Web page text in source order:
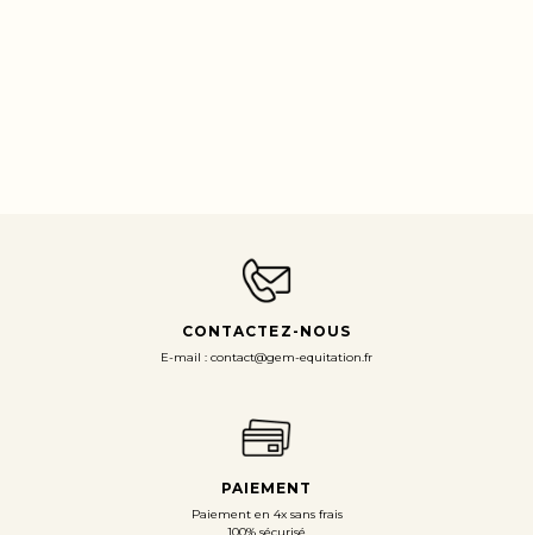
CONTACTEZ-NOUS
E-mail : contact@gem-equitation.fr
PAIEMENT
Paiement en 4x sans frais